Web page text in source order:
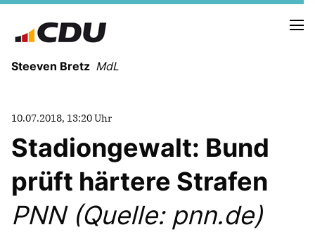
Steeven Bretz MdL
VITA
WAHLKREISBESUCHE
PRESSEFOTOS
MEIN BÜRGERBÜRO
10.07.2018, 13:20 Uhr
Stadiongewalt: Bund
prüft härtere Strafen
PNN (Quelle: pnn.de)